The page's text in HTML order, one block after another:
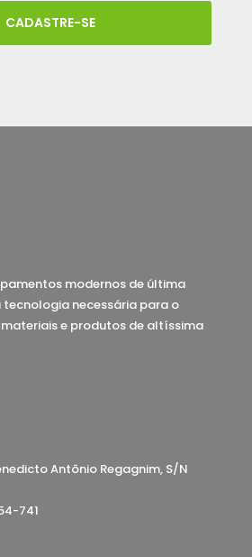
CADASTRE-SE
modernos de última
necessária para o
e produtos de altíssima
Antônio Regagnim, S/N
741